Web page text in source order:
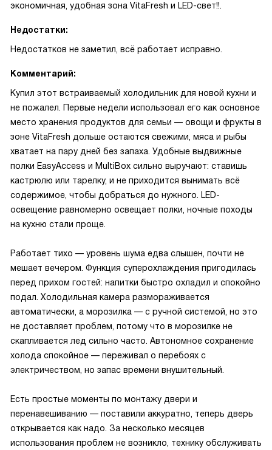
экономичная, удобная зона VitaFresh и LED-свет!!.
Недостатки:
Недостатков не заметил, всё работает исправно.
Комментарий:
Купил этот встраиваемый холодильник для новой кухни и
не пожалел. Первые недели использовал его как основное
место хранения продуктов для семьи — овощи и фрукты в
зоне VitaFresh дольше остаются свежими, мяса и рыбы
хватает на пару дней без запаха. Удобные выдвижные
полки EasyAccess и MultiBox сильно выручают: ставишь
кастрюлю или тарелку, и не приходится вынимать всё
содержимое, чтобы добраться до нужного. LED-
освещение равномерно освещает полки, ночные походы
на кухню стали проще.
Работает тихо — уровень шума едва слышен, почти не
мешает вечером. Функция суперохлаждения пригодилась
перед прихом гостей: напитки быстро охладил и спокойно
подал. Холодильная камера размораживается
автоматически, а морозилка — с ручной системой, но это
не доставляет проблем, потому что в морозилке не
скапливается лед сильно часто. Автономное сохранение
холода спокойное — переживал о перебоях с
электричеством, но запас времени внушительный.
Есть простые моменты по монтажу двери и
перенавешиванию — поставили аккуратно, теперь дверь
открывается как надо. За несколько месяцев
использования проблем не возникло, технику обслуживать